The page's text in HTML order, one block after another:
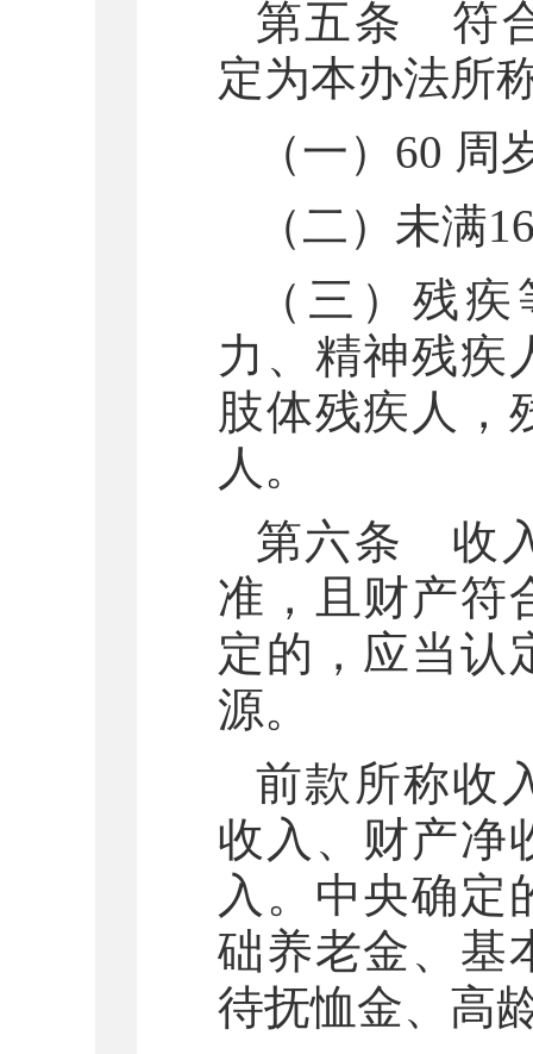
第五条 符
定为本办法所
（一）60
（二）未满
（三）残
力、精神残疾
肢体残疾人，
人。
第六条 收
准，且财产符
定的，应当认
源。
前款所称收
收入、财产净
入。中央确定
础养老金、基
待抚恤金、高